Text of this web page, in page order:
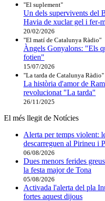
"El suplement"
Un dels supervivents del
Havia de xuclar gel i fer-
20/02/2026
"El matí de Catalunya Ràdio"
Àngels Gonyalons: "Els
fotien"
15/07/2026
"La tarda de Catalunya Ràdio"
La història d'amor de
revolucionat "La tarda"
26/11/2025
El més llegit de Notícies
Alerta per temps violent:
descarreguen al Pirineu i
06/08/2026
Dues menors ferides
la festa major de Tona
05/08/2026
Activada l'alerta del pla
fortes aquest dijous